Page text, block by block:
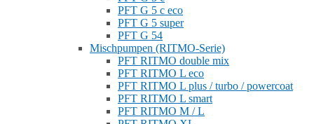
PFT G 5 c eco
PFT G 5 super
PFT G 54
Mischpumpen (RITMO-Serie)
PFT RITMO double mix
PFT RITMO L eco
PFT RITMO L plus / turbo / powercoat
PFT RITMO L smart
PFT RITMO M / L